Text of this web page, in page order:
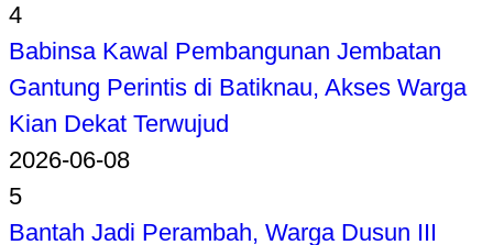
4
Babinsa Kawal Pembangunan Jembatan
Gantung Perintis di Batiknau, Akses Warga
Kian Dekat Terwujud
2026-06-08
5
Bantah Jadi Perambah, Warga Dusun III